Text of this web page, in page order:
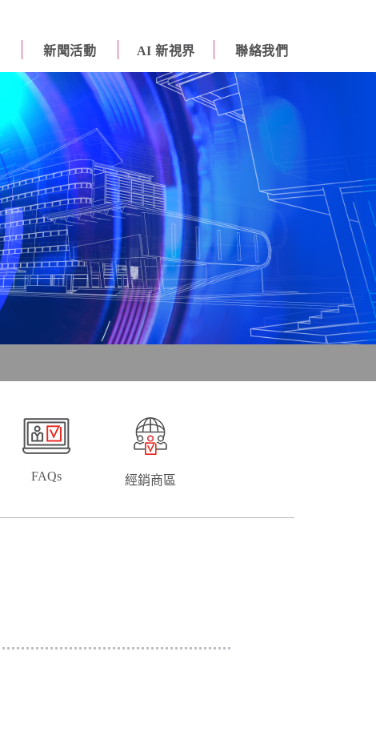
新聞活動 AI 新視界 聯絡我們
FAQs 經銷商區